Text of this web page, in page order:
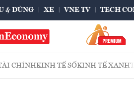
& DÙNG XE VNE TV TECH
CHÍNHKINH TẾ SỐKINH TẾ XANH